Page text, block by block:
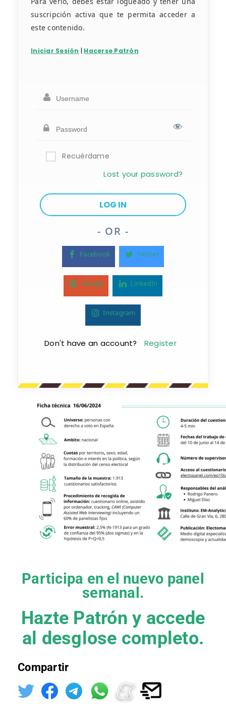
suscripción activa que te permita acceder a
este contenido.
Iniciar Sesión | Hacerse Patrón
Recuérdame
Lost your password?
- OR -
Facebook Twitter
Google LinkedIn
Instagram
Don't have an account? Register
Participa en el nuevo panel
semanal.
Hazte Patrón y accede
al desglose completo.
Compartir